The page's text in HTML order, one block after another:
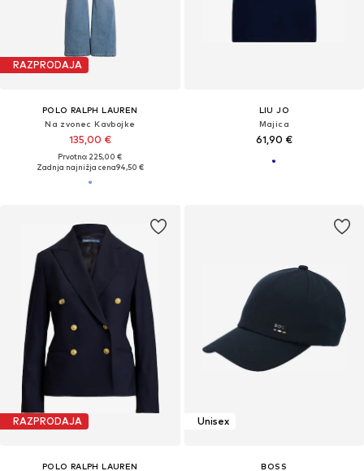
RAZPRODAJA
POLO RALPH LAUREN
Na zvonec Kavbojke
135,00 €
Prvotno: 225,00 €
Zadnja najnižja cena94,50 €
LIU JO
Majica
61,90 €
RAZPRODAJA
POLO RALPH LAUREN
Unisex
BOSS